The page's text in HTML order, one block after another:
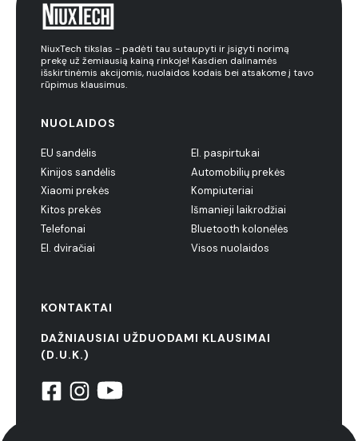
NiuxTech tikslas - padėti tau sutaupyti ir įsigyti norimą
prekę už žemiausią kainą rinkoje! Kasdien dalinamės
išskirtinėmis akcijomis, nuolaidos kodais bei atsakome į tavo
rūpimus klausimus.
NUOLAIDOS
EU sandėlis
Kinijos sandėlis
Xiaomi prekės
Kitos prekės
Telefonai
El. dviračiai
El. paspirtukai
Automobilių prekės
Kompiuteriai
Išmanieji laikrodžiai
Bluetooth kolonėlės
Visos nuolaidos
KONTAKTAI
DAŽNIAUSIAI UŽDUODAMI KLAUSIMAI
(D.U.K.)